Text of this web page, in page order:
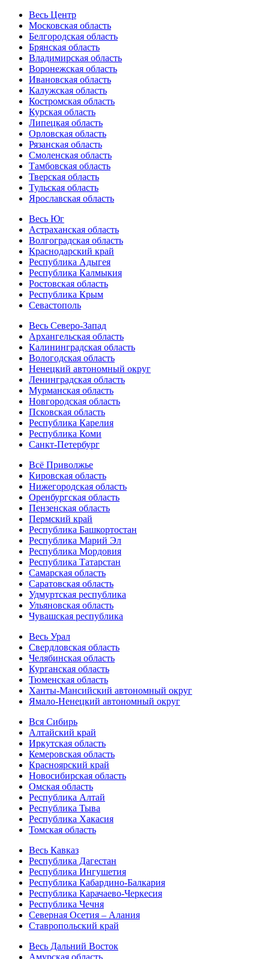
Весь Центр
Московская область
Белгородская область
Брянская область
Владимирская область
Воронежская область
Ивановская область
Калужская область
Костромская область
Курская область
Липецкая область
Орловская область
Рязанская область
Смоленская область
Тамбовская область
Тверская область
Тульская область
Ярославская область
Весь Юг
Астраханская область
Волгоградская область
Краснодарский край
Республика Адыгея
Республика Калмыкия
Ростовская область
Республика Крым
Севастополь
Весь Северо-Запад
Архангельская область
Калининградская область
Вологодская область
Ненецкий автономный округ
Ленинградская область
Мурманская область
Новгородская область
Псковская область
Республика Карелия
Республика Коми
Санкт-Петербург
Всё Приволжье
Кировская область
Нижегородская область
Оренбургская область
Пензенская область
Пермский край
Республика Башкортостан
Республика Марий Эл
Республика Мордовия
Республика Татарстан
Самарская область
Саратовская область
Удмуртская республика
Ульяновская область
Чувашская республика
Весь Урал
Свердловская область
Челябинская область
Курганская область
Тюменская область
Ханты-Мансийский автономный округ
Ямало-Ненецкий автономный округ
Вся Сибирь
Алтайский край
Иркутская область
Кемеровская область
Красноярский край
Новосибирская область
Омская область
Республика Алтай
Республика Тыва
Республика Хакасия
Томская область
Весь Кавказ
Республика Дагестан
Республика Ингушетия
Республика Кабардино-Балкария
Республика Карачаево-Черкесия
Республика Чечня
Северная Осетия – Алания
Ставропольский край
Весь Дальний Восток
Амурская область